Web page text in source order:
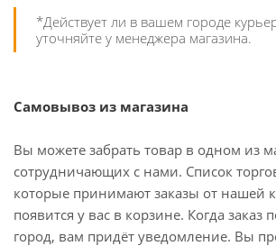
*Действует ли в вашем городе
уточняйте у менеджера магазина.
Самовывоз из магазина
Вы можете забрать товар в одном из
сотрудничающих с нами. Список
которые принимают заказы от нашей
появится у вас в корзине. Когда заказ
город, вам придёт уведомление. Вы